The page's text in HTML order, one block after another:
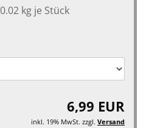
0.02kg je Stück
6,99 EUR
inkl. 19% MwSt. zzgl. Versand